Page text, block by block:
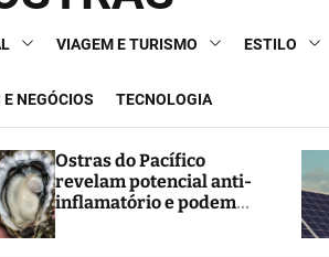
VIAGEM E TURISMO ESTILO
NEGÓCIOS TECNOLOGIA
Ostras do Pacífico
revelam potencial anti-
inflamatório e podem
abrir caminho para
novos tratamentos